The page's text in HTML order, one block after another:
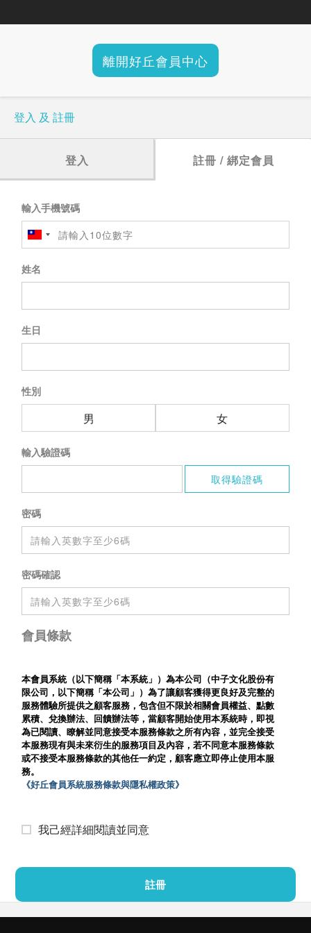
離開好丘會員中心
登入 及 註冊
登入 註冊 / 綁定會員
輸入手機號碼
姓名
生日
性別
男 女
輸入驗證碼
密碼
密碼確認
會員條款
本會員系統（以下簡稱「本系統」）為本公司（中子文化股份有
限公司，以下簡稱「本公司」）為了讓顧客獲得更良好及完整的
服務體驗所提供之顧客服務，包含但不限於相關會員權益、點數
累積、兌換辦法、回饋辦法等，當顧客開始使用本系統時，即視
為已閱讀、瞭解並同意接受本服務條款之所有內容，並完全接受
本服務現有與未來衍生的服務項目及內容，若不同意本服務條款
或不接受本服務條款的其他任一約定，顧客應立即停止使用本服
務。
《好丘會員系統服務條款與隱私權政策》
我己經詳細閱讀並同意
註冊